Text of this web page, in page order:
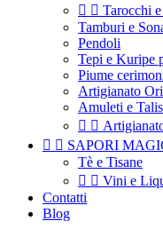
  Tarocchi
Tamburi e
Pendoli
Tepi e Kuripe
Piume
Artigianato
Amuleti e
 
  SAPORI
Tè e Tisane
  Vini e
Contatti
Blog